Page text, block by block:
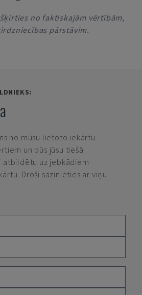
no faktiskajām vērtībām,
pārstāvim.
no mūsu lietoto iekārtu
un būs jūsu tiešā
atbildētu uz jebkādiem
Droši sazinieties ar viņu.